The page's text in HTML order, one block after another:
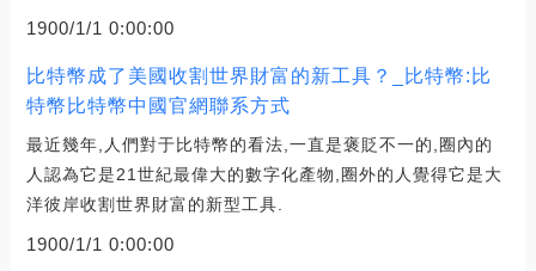
1900/1/1 0:00:00
比特幣成了美國收割世界財富的新工具？_比特幣:比
特幣比特幣中國官網聯系方式
最近幾年,人們對于比特幣的看法,一直是褒貶不一的,圈內的
人認為它是21世紀最偉大的數字化產物,圈外的人覺得它是大
洋彼岸收割世界財富的新型工具.
1900/1/1 0:00:00